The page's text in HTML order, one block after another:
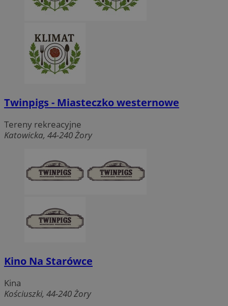
Twinpigs - Miasteczko westernowe
Tereny rekreacyjne
Katowicka, 44-240 Żory
Kino Na Starówce
Kina
Kościuszki, 44-240 Żory